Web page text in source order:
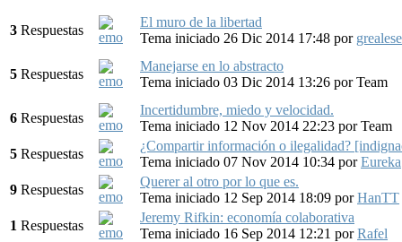
3 Respuestas
El muro de la libertad
Tema iniciado 26 Dic 2014 17:48 por
5 Respuestas
Manejarse en lo abstracto
Tema iniciado 03 Dic 2014 13:26 porTeam
6 Respuestas
Incertidumbre, miedo y velocidad.
Tema iniciado 12 Nov 2014 22:23 porTeam
5 Respuestas
¿Compartir información o ilegalidad?
Tema iniciado 07 Nov 2014 10:34 porEureka
9 Respuestas
Querer al otro por lo que es.
Tema iniciado 12 Sep 2014 18:09 porHanTT
1 Respuestas
Jeremy Rifkin: economía colaborativa
Tema iniciado 16 Sep 2014 12:21 porRafel